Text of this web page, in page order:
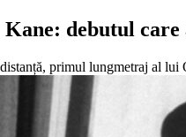
debutul
primul lungmetraj al lui